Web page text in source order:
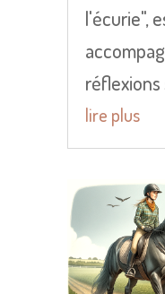
l'écurie",
réflexions
lire plus